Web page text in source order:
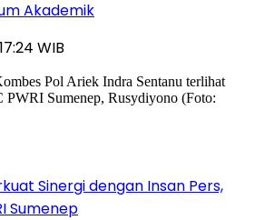
Akademik
WIB
Sinergi dengan Insan Pers,
Sumenep